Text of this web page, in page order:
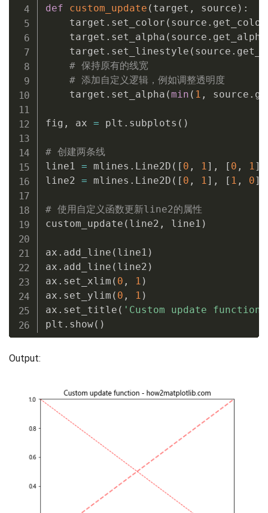
def custom_update ( target , source ) :
    target
. set_color ( source . get_color
    target
. set_alpha ( source . get_alpha
    target
. set_linestyle ( source .
# 保持原有的线宽
# 添加自定义逻辑，例如调整透明度
    target
. set_alpha (min ( 1 , source .
fig , ax = plt . subplots ( )
# 创建两条线
line1 = mlines . Line2D ( [ 0 , 1] , [ 0 , 1]
line2 = mlines . Line2D ( [ 0 , 1] , [ 1 , 0]
# 使用自定义函数更新line2的属性
custom_update ( line2 , line1 )
ax . add_line ( line1 )
ax . add_line ( line2 )
ax . set_xlim ( 0 , 1 )
ax . set_ylim ( 0 , 1 )
ax . set_title ( 'Custom update
plt . show( )
Output: